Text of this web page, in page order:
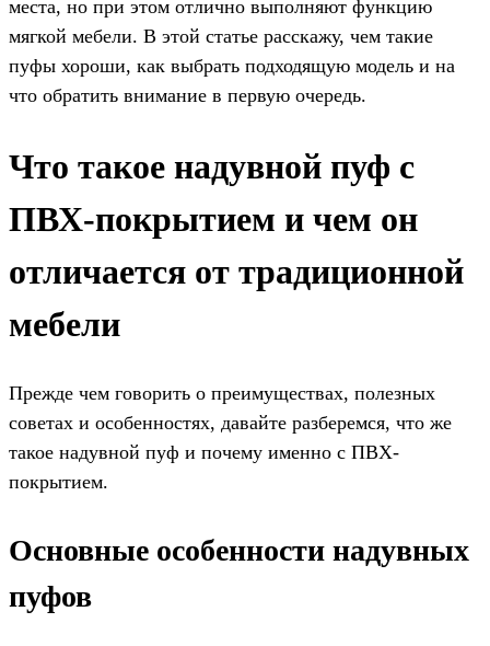
места, но при этом отлично выполняют функцию
мягкой мебели. В этой статье расскажу, чем такие
пуфы хороши, как выбрать подходящую модель и на
что обратить внимание в первую очередь.
Что такое надувной пуф с
ПВХ-покрытием и чем он
отличается от традиционной
мебели
Прежде чем говорить о преимуществах, полезных
советах и особенностях, давайте разберемся, что же
такое надувной пуф и почему именно с ПВХ-
покрытием.
Основные особенности надувных
пуфов